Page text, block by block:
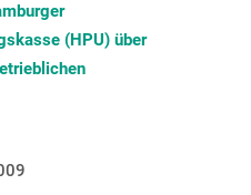
(HPU) über